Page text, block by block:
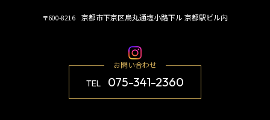
〒600-8216 京都市下京区烏丸通塩小路下ル 京都駅ビル内
お問い合わせ
TEL 075-341-2360